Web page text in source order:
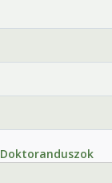
Doktoranduszok